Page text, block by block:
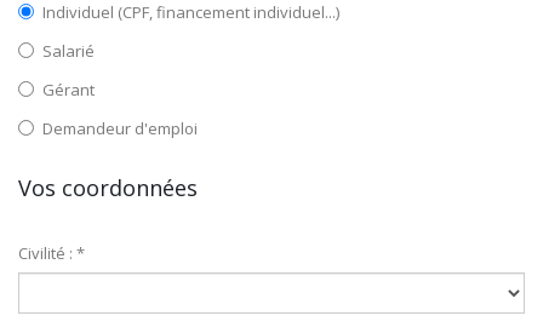
Individuel (CPF, financement individuel...)
Salarié
Gérant
Demandeur d'emploi
Vos coordonnées
Civilité : *